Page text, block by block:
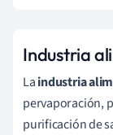
Industria
Laindustria
pervaporación,
purificación de